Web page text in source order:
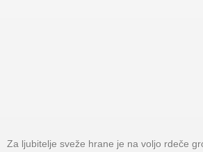
Za ljubitelje sveže hrane je na voljo rdeče